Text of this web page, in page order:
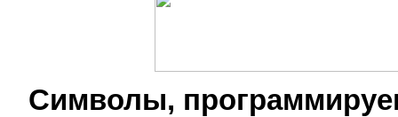
Символы,